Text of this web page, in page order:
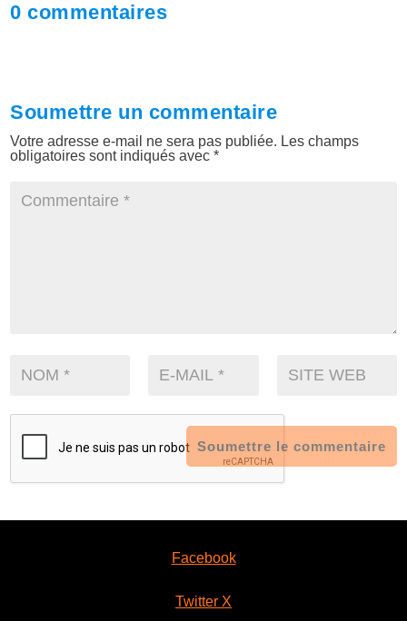
0 commentaires
Soumettre un commentaire
Votre adresse e-mail ne sera pas publiée. Les champs
obligatoires sont indiqués avec*
Soumettre le commentaire
Facebook
Twitter X